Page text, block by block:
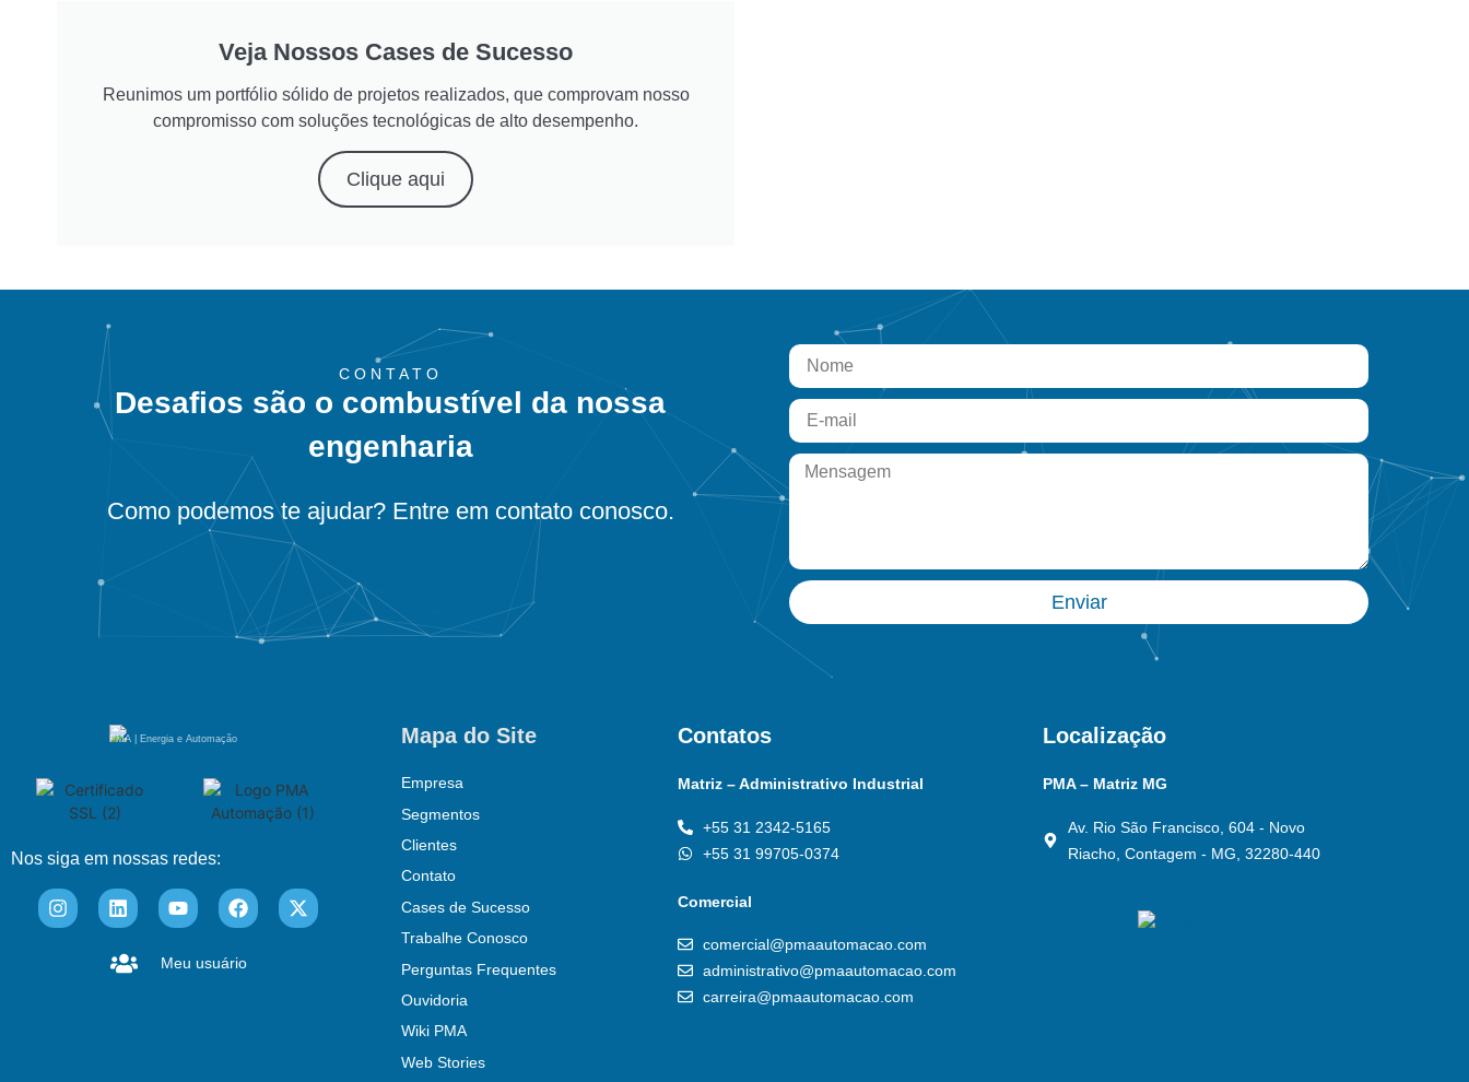
Veja Nossos Cases de Sucesso
Reunimos um portfólio sólido de projetos realizados, que comprovam nosso
compromisso com soluções tecnológicas de alto desempenho.
Clique aqui
CONTATO
Desafios são o combustível da nossa
engenharia
Como podemos te ajudar? Entre em contato conosco.
Enviar
PMA | Energia e Automação
Nos siga em nossas redes:
Meu usuário
Mapa do Site
Empresa
Segmentos
Clientes
Contato
Cases de Sucesso
Trabalhe Conosco
Perguntas Frequentes
Ouvidoria
Wiki PMA
Web Stories
Contatos
Matriz – Administrativo Industrial
+55 31 2342-5165
+55 31 99705-0374
Comercial
comercial@pmaautomacao.com
administrativo@pmaautomacao.com
carreira@pmaautomacao.com
Localização
PMA – Matriz MG
Av. Rio São Francisco, 604 - Novo
Riacho, Contagem - MG, 32280-440